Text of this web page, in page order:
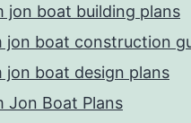
jon boat building plans
jon boat construction
jon boat design plans
Jon Boat Plans